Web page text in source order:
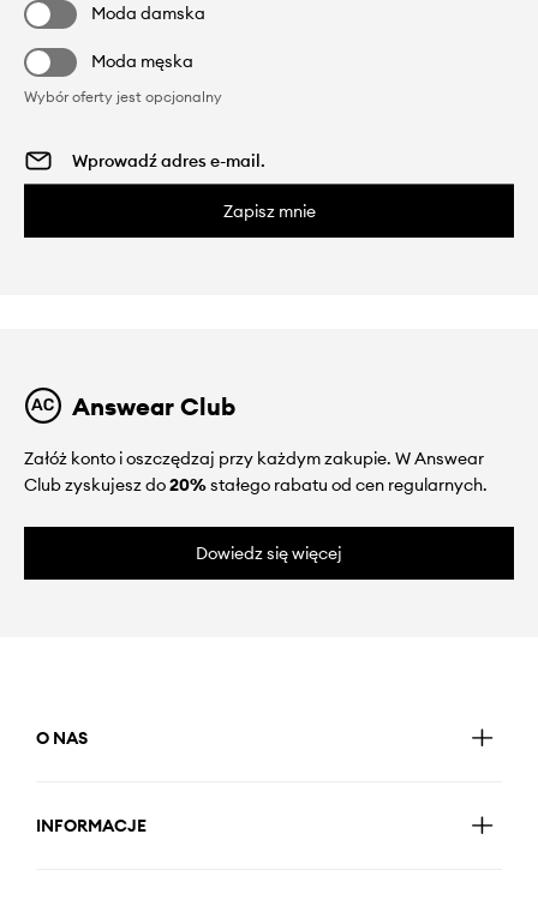
Moda damska
Moda męska
Wybór oferty jest opcjonalny
Zapisz mnie
Answear Club
Załóż konto i oszczędzaj przy każdym zakupie. W Answear
Club zyskujesz do20%stałego rabatu od cen regularnych.
Dowiedz się więcej
O NAS
INFORMACJE